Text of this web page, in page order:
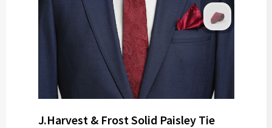
J.Harvest & Frost Solid Paisley Tie